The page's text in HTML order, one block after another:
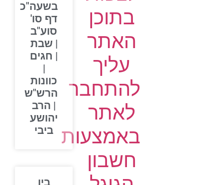
בתוכן
האתר
עליך
להתחבר
לאתר
באמצעות
חשבון
בשעה"כ
דף סו'
סוע"ב
| שבת
| חגים
כוונות
הרש"ש
| הרב
יהושע
ביבי
בין